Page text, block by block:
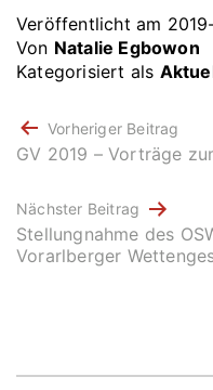
Veröffentlicht am
Von Natalie Egbowon
Kategorisiert als
Vorheriger Beitrag
GV 2019 – Vorträge
Nächster Beitrag
Stellungnahme des
Vorarlberger